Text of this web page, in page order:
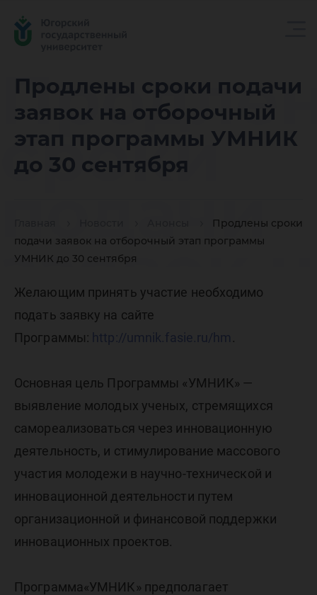
Продлены сроки подачи
заявок на отборочный
этап программы УМНИК
до 30 сентября
Продлены сроки
подачи заявок на отборочный этап программы
УМНИК до 30 сентября
сроки
подачи
заявок
этап
УМНИК
30
Желающим принять участие необходимо
подать заявку на сайте
Программы: http://umnik.fasie.ru/hm .
Основная цель Программы «УМНИК» —
выявление молодых ученых, стремящихся
самореализоваться через инновационную
деятельность, и стимулирование массового
участия молодежи в научно-технической и
инновационной деятельности путем
организационной и финансовой поддержки
инновационных проектов.
Программа«УМНИК» предполагает